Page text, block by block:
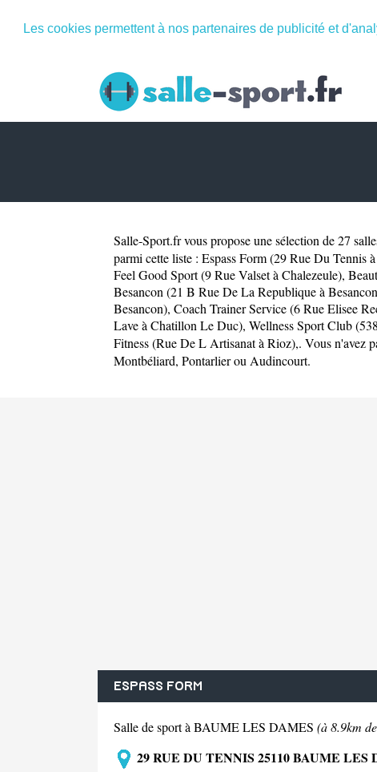
Les cookies permettent à nos partenaires de publicité et
Salle-Sport.frvous propose une sélection de 27
parmi cette liste : Espass Form (29 Rue Du Tennis
Feel Good Sport (9 Rue Valset à Chalezeule),
Besancon (21 B Rue De La Republique à
Besancon), Coach Trainer Service (6 Rue Elisee
Lave à Chatillon Le Duc), Wellness Sport Club
Fitness (Rue De L Artisanat à Rioz),. Vous n'avez
Montbéliard, Pontarlierou Audincourt.
ESPASS FORM
Salle de sport à BAUME LES DAMES (à 8.9km
29 RUE DU TENNIS 25110 BAUME LES